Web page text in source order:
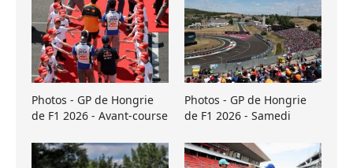
Photos - GP de Hongrie
de F1 2026 - Avant-course
Photos - GP de Hongrie
de F1 2026 - Samedi